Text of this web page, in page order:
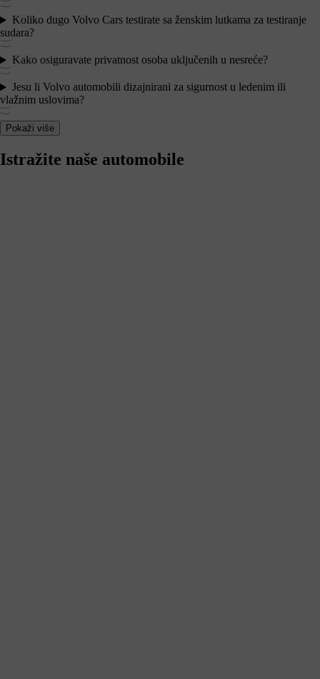
Koliko dugo Volvo Cars testirate sa ženskim lutkama za testiranje
sudara?
Kako osiguravate privatnost osoba uključenih u nesreće?
Jesu li Volvo automobili dizajnirani za sigurnost u ledenim ili
vlažnim uslovima?
Pokaži više
Istražite naše automobile